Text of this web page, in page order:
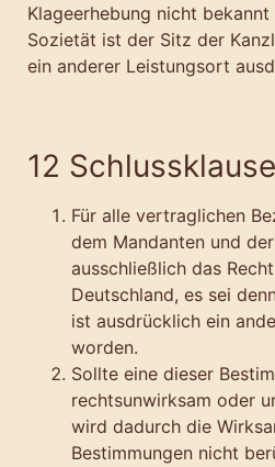
Klageerhebung nicht
Sozietät ist der Sitz der
ein anderer Leistungsort
12
Für alle vertraglichen
dem Mandanten und
ausschließlich das
Deutschland, es sei
ist ausdrücklich ein
worden.
Sollte eine dieser
rechtsunwirksam oder
wird dadurch die
Bestimmungen nicht